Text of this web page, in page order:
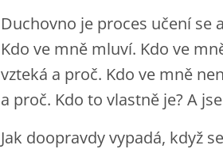
Duchovno je proces učení se
Kdo ve mně mluví. Kdo ve
vzteká a proč. Kdo ve mně
a proč. Kdo to vlastně je? A
Jak doopravdy vypadá, když